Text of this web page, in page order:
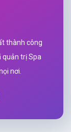
thành công
quản trị Spa
nơi.